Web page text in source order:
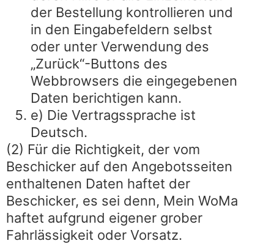
der Bestellung kontrollieren und
in den Eingabefeldern selbst
oder unter Verwendung des
„Zurück“-Buttons des
Webbrowsers die eingegebenen
Daten berichtigen kann.
e) Die Vertragssprache ist
Deutsch.
(2) Für die Richtigkeit, der vom
Beschicker auf den Angebotsseiten
enthaltenen Daten haftet der
Beschicker, es sei denn, Mein WoMa
haftet aufgrund eigener grober
Fahrlässigkeit oder Vorsatz.